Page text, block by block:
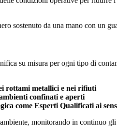
su misura per ogni tipo di
rottami metallici e nei rifiuti
confinati e aperti
come Esperti Qualificati ai
monitorando in continuo